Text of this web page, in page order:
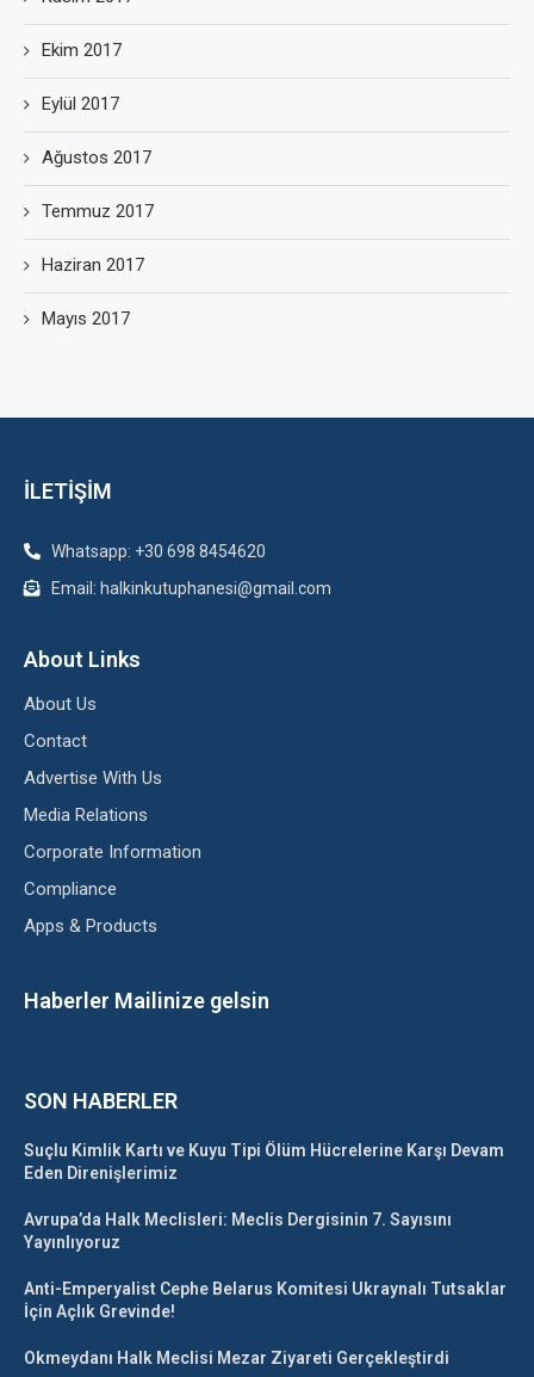
Ekim 2017
Eylül 2017
Ağustos 2017
Temmuz 2017
Haziran 2017
Mayıs 2017
İLETİŞİM
Whatsapp: +30 698 8454620
Email: halkinkutuphanesi@gmail.com
About Links
About Us
Contact
Advertise With Us
Media Relations
Corporate Information
Compliance
Apps & Products
Haberler Mailinize gelsin
SON HABERLER
Suçlu Kimlik Kartı ve Kuyu Tipi Ölüm Hücrelerine Karşı Devam
Eden Direnişlerimiz
Avrupa’da Halk Meclisleri: Meclis Dergisinin 7. Sayısını
Yayınlıyoruz
Anti-Emperyalist Cephe Belarus Komitesi Ukraynalı Tutsaklar
İçin Açlık Grevinde!
Okmeydanı Halk Meclisi Mezar Ziyareti Gerçekleştirdi